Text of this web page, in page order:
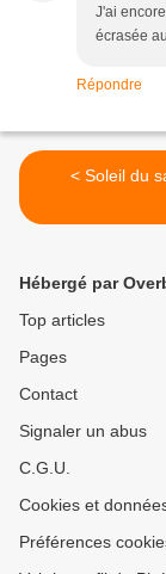
J'ai
écrasée
Répondre
< Soleil du
Hébergé par
Top articles
Pages
Contact
Signaler un abus
C.G.U.
Cookies et
Préférences